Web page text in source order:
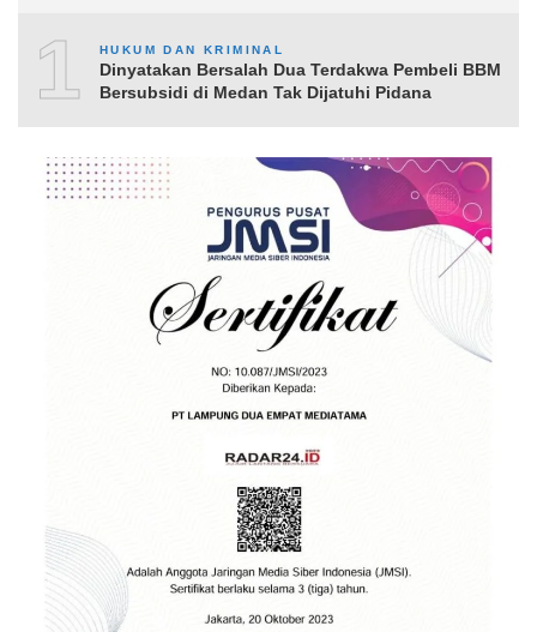
10HUKUM DAN KRIMINAL
Dinyatakan Bersalah Dua Terdakwa Pembeli BBM
Bersubsidi di Medan Tak Dijatuhi Pidana